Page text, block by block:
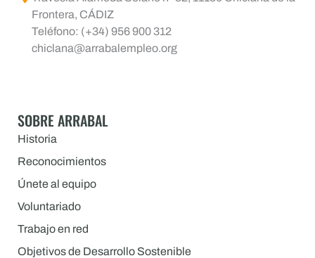
Frontera, CÁDIZ
Teléfono: (+34) 956 900 312
chiclana@arrabalempleo.org
SOBRE ARRABAL
Historia
Reconocimientos
Únete al equipo
Voluntariado
Trabajo en red
Objetivos de Desarrollo Sostenible